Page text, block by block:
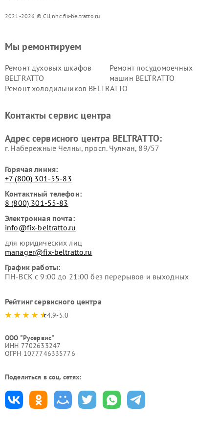
2021-2026 © СЦ nhc.fix-beltratto.ru
Мы ремонтируем
Ремонт духовых шкафов
BELTRATTO
Ремонт посудомоечных
машин BELTRATTO
Ремонт холодильников BELTRATTO
Контакты сервис центра
Адрес сервисного центра BELTRATTO:
г. Набережные Челны, просп. Чулман, 89/57
Горячая линия:
+7 (800) 301-55-83
Контактный телефон:
8 (800) 301-55-83
Электронная почта:
info@fix-beltratto.ru
для юридических лиц
manager@fix-beltratto.ru
График работы:
ПН-ВСК с 9:00 до 21:00 без перерывов и выходных
Рейтинг сервисного центра
4.9-5.0
ООО "Русервис"
ИНН 7702633247
ОГРН 1077746335776
Поделиться в соц. сетях: